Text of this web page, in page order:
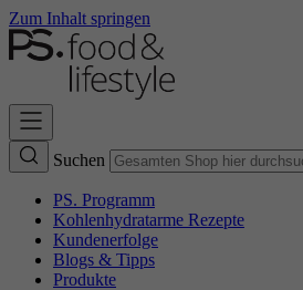
Zum Inhalt springen
Suchen
PS. Programm
Kohlenhydratarme Rezepte
Kundenerfolge
Blogs & Tipps
Produkte